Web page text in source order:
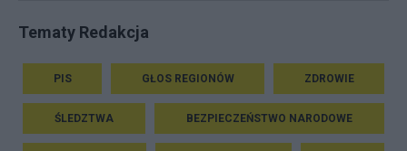
Tematy Redakcja
PIS GŁOS REGIONÓW ZDROWIE
ŚLEDZTWA BEZPIECZEŃSTWO NARODOWE